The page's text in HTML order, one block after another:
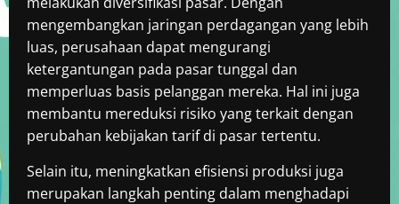
mengembangkan jaringan perdagangan yang lebih
luas, perusahaan dapat mengurangi
ketergantungan pada pasar tunggal dan
memperluas basis pelanggan mereka. Hal ini juga
membantu mereduksi risiko yang terkait dengan
perubahan kebijakan tarif di pasar tertentu.
Selain itu, meningkatkan efisiensi produksi juga
merupakan langkah penting dalam menghadapi